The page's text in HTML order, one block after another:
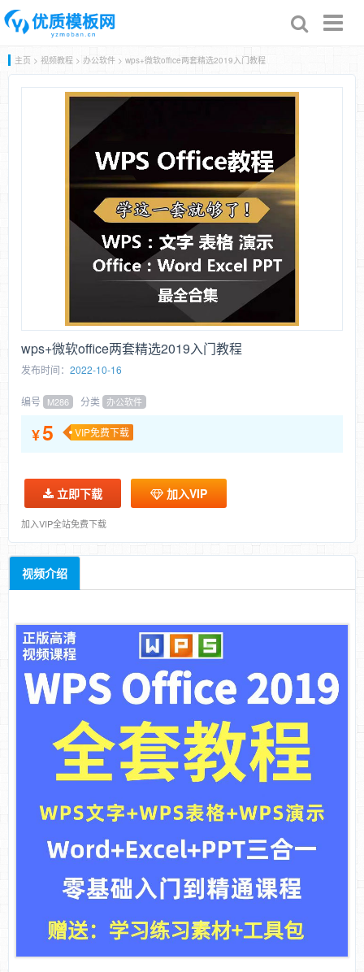
主页 > 视频教程 > 办公软件 > wps+微软office两套精选2019入门教程
wps+微软office两套精选2019入门教程
发布时间： 2022-10-16
编号 M286 分类 办公软件
¥5 VIP免费下载
立即下载 加入VIP
加入VIP全站免费下载
视频介绍